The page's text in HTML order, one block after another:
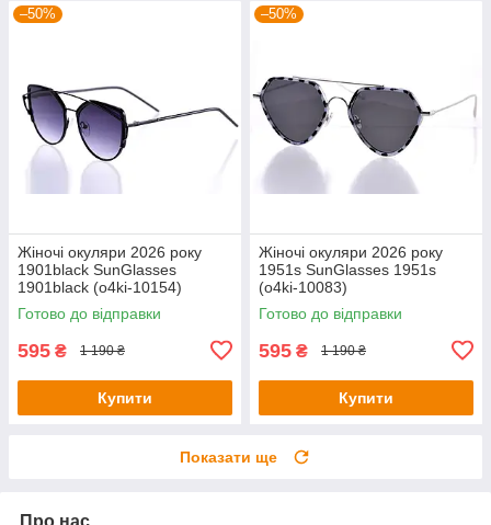
–50%
Жіночі окуляри 2026 року
1901black SunGlasses
1901black (o4ki-10154)
Готово до відправки
595 ₴ 1 190 ₴
Купити
–50%
Жіночі окуляри 2026 року
1951s SunGlasses 1951s
(o4ki-10083)
Готово до відправки
595 ₴ 1 190 ₴
Купити
Показати ще
Про нас